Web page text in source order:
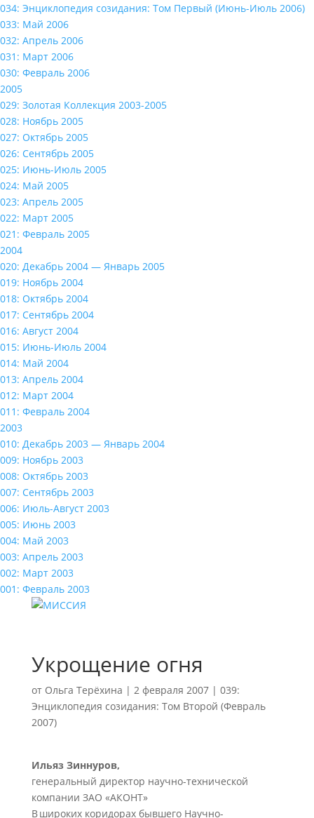
034: Энциклопедия созидания: Том Первый (Июнь-Июль 2006)
033: Май 2006
032: Апрель 2006
031: Март 2006
030: Февраль 2006
2005
029: Золотая Коллекция 2003-2005
028: Ноябрь 2005
027: Октябрь 2005
026: Сентябрь 2005
025: Июнь-Июль 2005
024: Май 2005
023: Апрель 2005
022: Март 2005
021: Февраль 2005
2004
020: Декабрь 2004 — Январь 2005
019: Ноябрь 2004
018: Октябрь 2004
017: Сентябрь 2004
016: Август 2004
015: Июнь-Июль 2004
014: Май 2004
013: Апрель 2004
012: Март 2004
011: Февраль 2004
2003
010: Декабрь 2003 — Январь 2004
009: Ноябрь 2003
008: Октябрь 2003
007: Сентябрь 2003
006: Июль-Август 2003
005: Июнь 2003
004: Май 2003
003: Апрель 2003
002: Март 2003
001: Февраль 2003
Укрощение огня
от Ольга Терёхина | 2 февраля 2007| 039:
Энциклопедия созидания: Том Второй (Февраль
2007)
Ильяз Зиннуров,
генеральный директор научно-технической
компании ЗАО «АКОНТ»
В широких коридорах бывшего Научно-